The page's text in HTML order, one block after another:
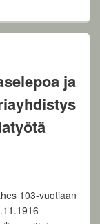
ja
103-vuotiaan